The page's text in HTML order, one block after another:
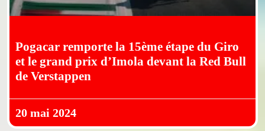
Pogacar remporte la 15ème étape du Giro
et le grand prix d’Imola devant la Red Bull
de Verstappen
20 mai 2024